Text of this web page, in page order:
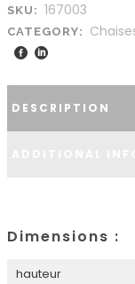
SKU: 167003
CATEGORY:
DESCRIPTION
Dimensions :
hauteur